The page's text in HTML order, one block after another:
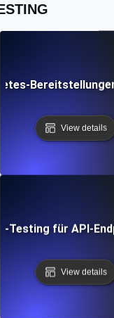
View details
Testing für API-
View details